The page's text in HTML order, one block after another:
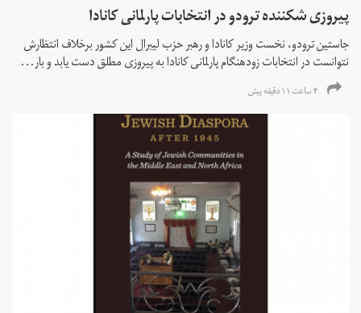
پیروزی شکننده ترودو در انتخابات پارلمانی کانادا
جاستین ترودو، نخست وزیر کانادا و رهبر حزب لیبرال این کشور برخلاف انتظارش
نتوانست در انتخابات زود‌هنگام پارلمانی کانادا به پیروزی مطلق دست یابد و بار...
۴ ساعت ۱۱ دقیقه پیش